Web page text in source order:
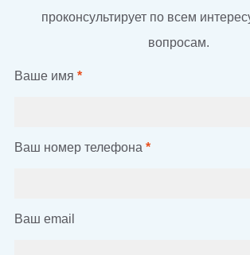
проконсультирует по всем
вопросам.
Ваше имя *
Ваш номер телефона *
Ваш email